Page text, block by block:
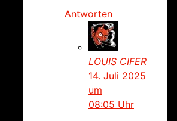
Antworten
LOUIS CIFER
14. Juli 2025
um
08:05 Uhr